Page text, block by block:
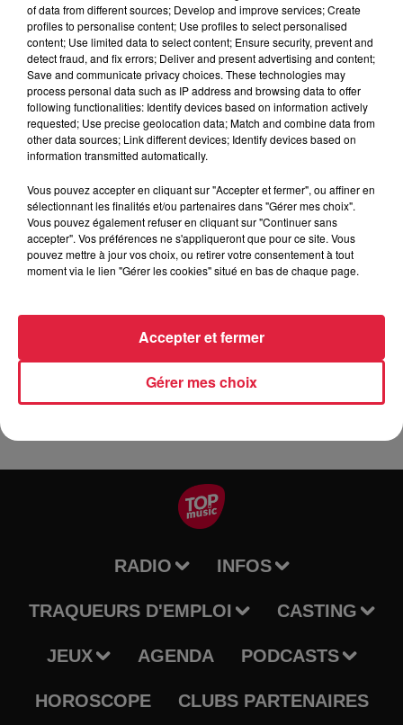
Rendez-vous le week-end du19, 20 et 21 juillet 2024
retrouvez chaque soir deux groupes talentueux !
Au programme :
Vendredi 19 juillet :
Zornwind - Bloosmusik à 19h30
ESM Brass - Brass Pop à 21h30
Samedi 20 juillet :
Sawadee and The Cheeky Shakers - Blues Rock Funk
à 19h30
Indochine - Tribute by Black City - Pop Rock à 21h30
Grand March - Rock à 18h30
Manky melters - Rock Celtique à 20h30
RADIO INFOS
TRAQUEURS D'EMPLOI CASTING
JEUX AGENDA PODCASTS
HOROSCOPE CLUBS PARTENAIRES
of data from different sources; Develop and improve services; Create
profiles to personalise content; Use profiles to select personalised
content; Use limited data to select content; Ensure security, prevent and
detect fraud, and fix errors; Deliver and present advertising and content;
Save and communicate privacy choices. These technologies may
process personal data such as IP address and browsing data to offer
following functionalities: Identify devices based on information actively
requested; Use precise geolocation data; Match and combine data from
other data sources; Link different devices; Identify devices based on
information transmitted automatically.
Vous pouvez accepter en cliquant sur "Accepter et fermer", ou affiner en
sélectionnant les finalités et/ou partenaires dans "Gérer mes choix".
Vous pouvez également refuser en cliquant sur "Continuer sans
accepter". Vos préférences ne s'appliqueront que pour ce site. Vous
pouvez mettre à jour vos choix, ou retirer votre consentement à tout
moment via le lien "Gérer les cookies" situé en bas de chaque page.
Gérer mes choix
Accepter et fermer